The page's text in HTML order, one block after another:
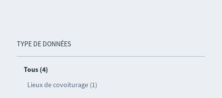
TYPE DE DONNÉES
Tous (4)
Lieux de covoiturage (1)